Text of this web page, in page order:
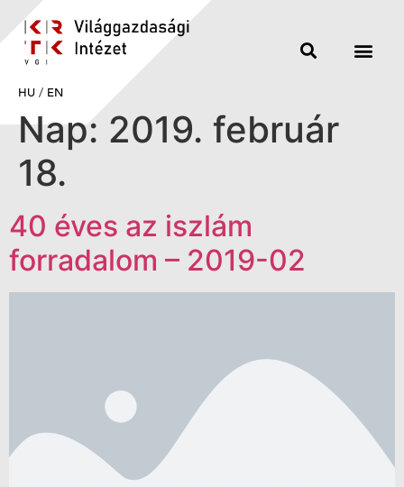
HU / EN
Nap: 2019. február
18.
40 éves az iszlám
forradalom – 2019-02